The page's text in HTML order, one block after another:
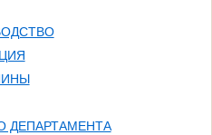
ДЕПАРТАМЕНТА